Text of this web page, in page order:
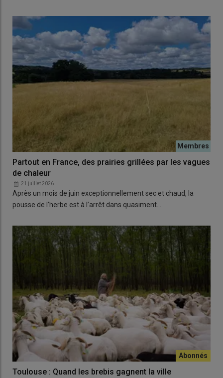
Partout en France, des prairies grillées par les vagues
de chaleur
21 juillet 2026
Après un mois de juin exceptionnellement sec et chaud, la
pousse de l’herbe est à l’arrêt dans quasiment…
Toulouse : Quand les brebis gagnent la ville